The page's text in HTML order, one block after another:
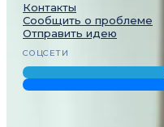
Контакты
Сообщить о проблеме
Отправить идею
СОЦСЕТИ